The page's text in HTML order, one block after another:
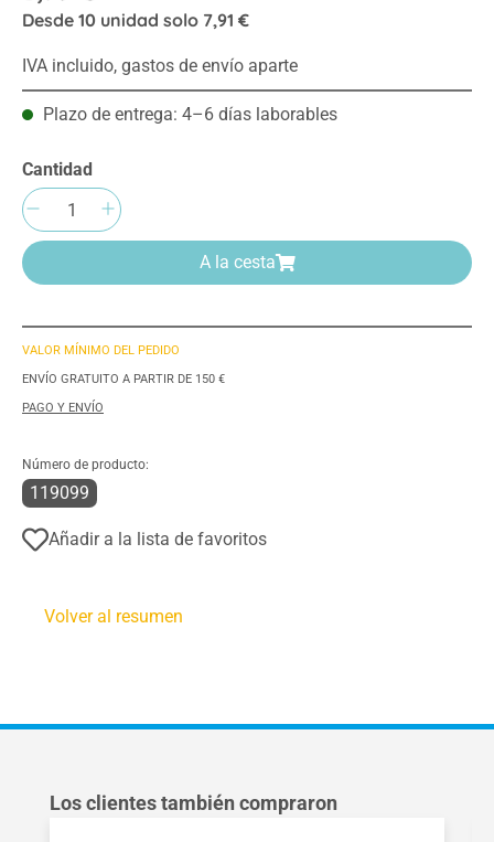
Desde 10 unidad solo 7,91 €
IVA incluido, gastos de envío aparte
Plazo de entrega: 4–6 días laborables
Cantidad
Cantidad del producto: introduce la
A la cesta
VALOR MÍNIMO DEL PEDIDO
ENVÍO GRATUITO A PARTIR DE 150 €
PAGO Y ENVÍO
Número de producto:
119099
Añadir a la lista de favoritos
Volver al resumen
Omitir la galería de productos
Los clientes también compraron